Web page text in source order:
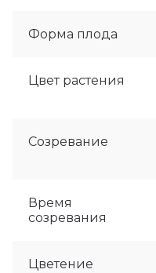
Форма плода
Цвет растения
Созревание
Время
созревания
Цветение